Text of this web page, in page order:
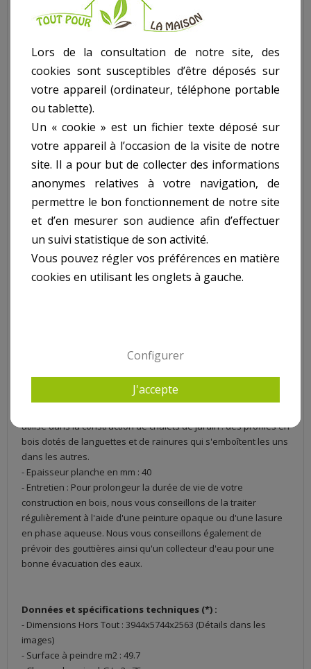
l'application de la lasure. Il bénéficie de 2 ans de garantie.
Porte(s) et Fenêtre(s) incluses :
Porte de garage en bois avec serrure
Données pour le montage (*) :
- Livraison : Une dizaine de jours avant la livraison de la
construction vous êtes informés de la date de livraison. Celle-ci
se fait avec une semi-remorque équipée d'un chariot
élévateur. La livraison de la marchandise s'entend sur le
trottoir ou accotement en limite de propriété.
- Kit prêt à monter
- Fondation : Assurez-vous d'avoir des bonnes fondations, sur
un sol nivelé et tassé, qui assureront la stabilité et la durabilité
de votre construction. Optez pour une dalle béton. Pour éviter
l'humidité remontante nous vous conseillons de placer une
bâche plastique sous la fondation.
- Dimensions dalle de béton : 3580x5380
seront nécessaires pour le bon déroulement de l'installation
de la construction : un marteau, un escabeau, une scie, une
perceuse/viseuse, un cutter, un mètre (8m), un niveau, une
utilisé dans la construction de chalets de jardin : des profilés en
bois dotés de languettes et de rainures qui s'emboîtent les uns
dans les autres.
- Epaisseur planche en mm : 40
- Entretien : Pour prolongeur la durée de vie de votre
construction en bois, nous vous conseillons de la traiter
régulièrement à l'aide d'une peinture opaque ou d'une lasure
en phase aqueuse. Nous vous conseillons également de
prévoir des gouttières ainsi qu'un collecteur d'eau pour une
bonne évacuation des eaux.
Données et spécifications techniques (*) :
- Dimensions Hors Tout : 3944x5744x2563 (Détails dans les
images)
- Surface à peindre m2 : 49.7
Lors de la consultation de notre site, des
cookies sont susceptibles d’être déposés sur
votre appareil (ordinateur, téléphone portable
ou tablette).
Un « cookie » est un fichier texte déposé sur
votre appareil à l’occasion de la visite de notre
site. Il a pour but de collecter des informations
anonymes relatives à votre navigation, de
permettre le bon fonctionnement de notre site
et d’en mesurer son audience afin d’effectuer
un suivi statistique de son activité.
Vous pouvez régler vos préférences en matière
cookies en utilisant les onglets à gauche.
Configurer
J'accepte